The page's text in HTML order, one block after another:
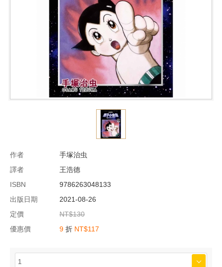
作者
手塚治虫
譯者
王浩德
ISBN
9786263048133
出版日期
2021-08-26
定價
NT$130
優惠價
9 折 NT$117